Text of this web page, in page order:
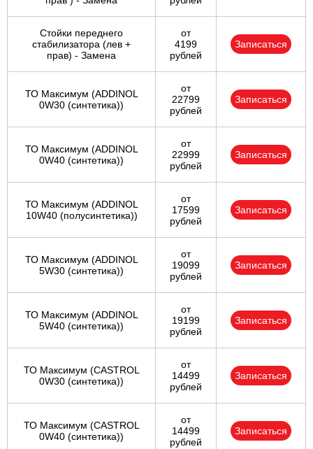
Стойки переднего
стабилизатора (лев +
прав) - Замена
от
4199
рублей
Записаться
ТО Максимум (ADDINOL
0W30 (синтетика))
от
22799
рублей
Записаться
ТО Максимум (ADDINOL
0W40 (синтетика))
от
22999
рублей
Записаться
ТО Максимум (ADDINOL
10W40 (полусинтетика))
от
17599
рублей
Записаться
ТО Максимум (ADDINOL
5W30 (синтетика))
от
19099
рублей
Записаться
ТО Максимум (ADDINOL
5W40 (синтетика))
от
19199
рублей
Записаться
ТО Максимум (CASTROL
0W30 (синтетика))
от
14499
рублей
Записаться
ТО Максимум (CASTROL
0W40 (синтетика))
от
14499
рублей
Записаться